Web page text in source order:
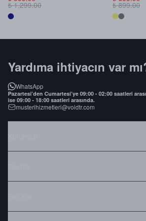
₺ 1,299.00 ₺ 899.00
Yardıma ihtiyacın var
WhatsApp
Pazartesi’den Cumartesi’ye 09:00 - 02:00 saatleri
ise 09:00 - 18:00 saatleri arasında.
musterihizmetleri@voidtr.com